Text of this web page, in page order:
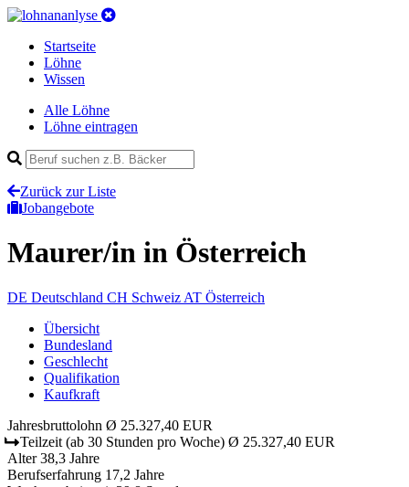
Startseite
Löhne
Wissen
Alle Löhne
Löhne eintragen
Zurück zur Liste
Jobangebote
Maurer/in in Österreich
DE Deutschland CH Schweiz AT Österreich
Übersicht
Bundesland
Geschlecht
Qualifikation
Kaufkraft
Jahresbruttolohn Ø 25.327,40 EUR
Teilzeit (ab 30 Stunden pro Woche) Ø 25.327,40 EUR
Alter 38,3 Jahre
Berufserfahrung 17,2 Jahre